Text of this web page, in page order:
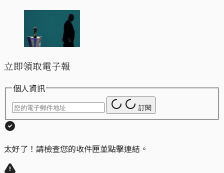
立即領取電子報
個人資訊
訂閱
太好了！請檢查您的收件匣並點擊連結。